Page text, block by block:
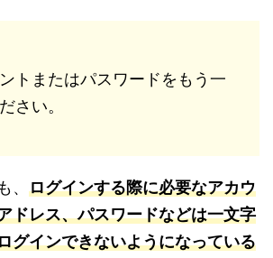
トまたはパスワードをもう一
さい。
、 ログインする際に必要なアカウ
ドレス、パスワードなどは一文字
グインできないようになっている